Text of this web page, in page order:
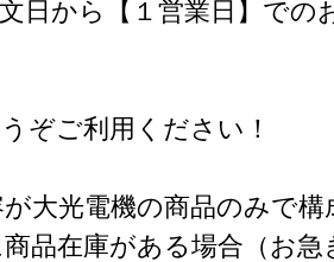
日から【１営業日】での
ぞご利用ください！
大光電機の商品のみで構
品在庫がある場合（お急